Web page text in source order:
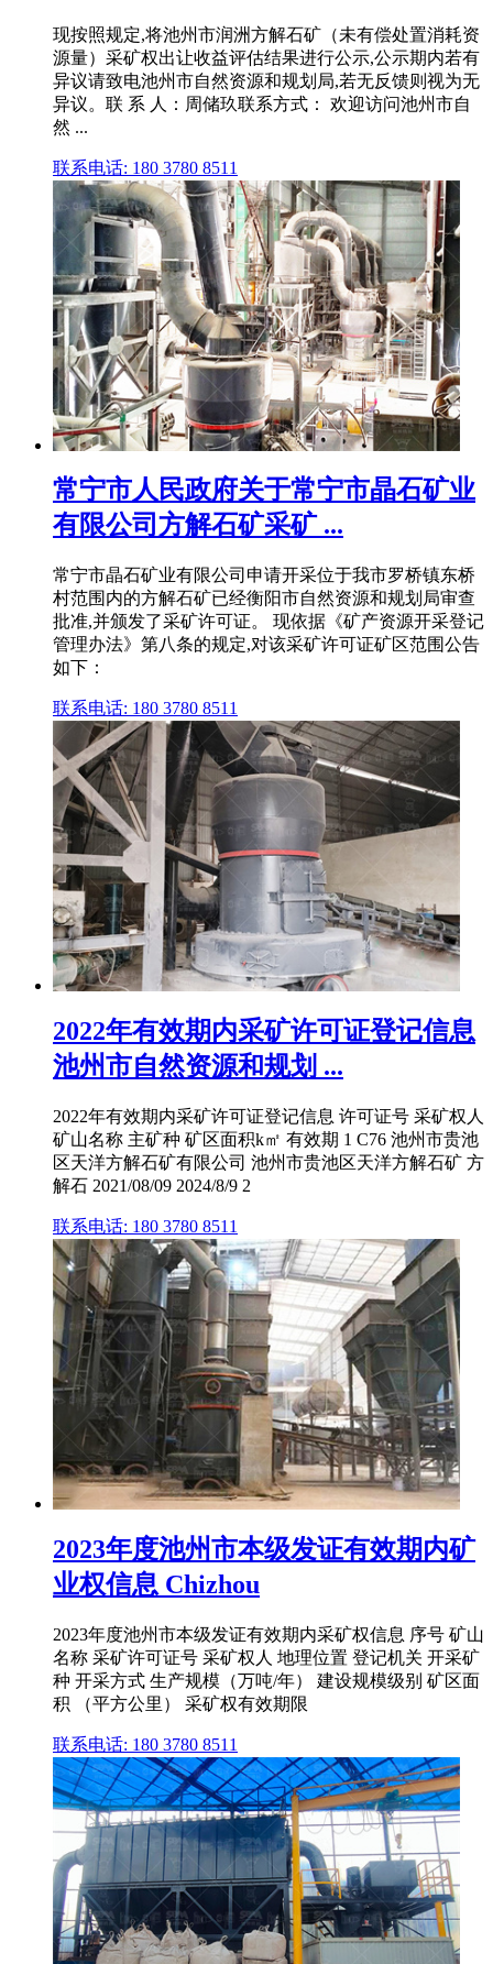
现按照规定,将池州市润洲方解石矿（未有偿处置消耗资
源量）采矿权出让收益评估结果进行公示,公示期内若有
异议请致电池州市自然资源和规划局,若无反馈则视为无
异议。联 系 人：周储玖联系方式： 欢迎访问池州市自
然 ...
联系电话: 180 3780 8511
常宁市人民政府关于常宁市晶石矿业
有限公司方解石矿采矿 ...
常宁市晶石矿业有限公司申请开采位于我市罗桥镇东桥
村范围内的方解石矿已经衡阳市自然资源和规划局审查
批准,并颁发了采矿许可证。 现依据《矿产资源开采登记
管理办法》第八条的规定,对该采矿许可证矿区范围公告
如下：
联系电话: 180 3780 8511
2022年有效期内采矿许可证登记信息
池州市自然资源和规划 ...
2022年有效期内采矿许可证登记信息 许可证号 采矿权人
矿山名称 主矿种 矿区面积k㎡ 有效期 1 C76 池州市贵池
区天洋方解石矿有限公司 池州市贵池区天洋方解石矿 方
解石 2021/08/09 2024/8/9 2
联系电话: 180 3780 8511
2023年度池州市本级发证有效期内矿
业权信息 Chizhou
2023年度池州市本级发证有效期内采矿权信息 序号 矿山
名称 采矿许可证号 采矿权人 地理位置 登记机关 开采矿
种 开采方式 生产规模（万吨/年） 建设规模级别 矿区面
积 （平方公里） 采矿权有效期限
联系电话: 180 3780 8511